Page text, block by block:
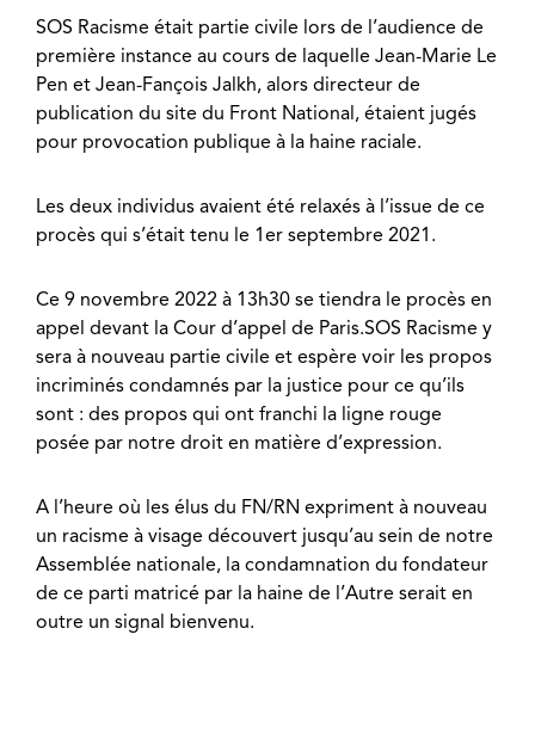
SOS Racisme était partie civile lors de l’audience de
première instance au cours de laquelle Jean-Marie Le
Pen et Jean-Fançois Jalkh, alors directeur de
publication du site du Front National, étaient jugés
pour provocation publique à la haine raciale.
Les deux individus avaient été relaxés à l’issue de ce
procès qui s’était tenu le 1er septembre 2021.
Ce 9 novembre 2022 à 13h30 se tiendra le procès en
appel devant la Cour d’appel de Paris.SOS Racisme y
sera à nouveau partie civile et espère voir les propos
incriminés condamnés par la justice pour ce qu’ils
sont : des propos qui ont franchi la ligne rouge
posée par notre droit en matière d’expression.
A l’heure où les élus du FN/RN expriment à nouveau
un racisme à visage découvert jusqu’au sein de notre
Assemblée nationale, la condamnation du fondateur
de ce parti matricé par la haine de l’Autre serait en
outre un signal bienvenu.